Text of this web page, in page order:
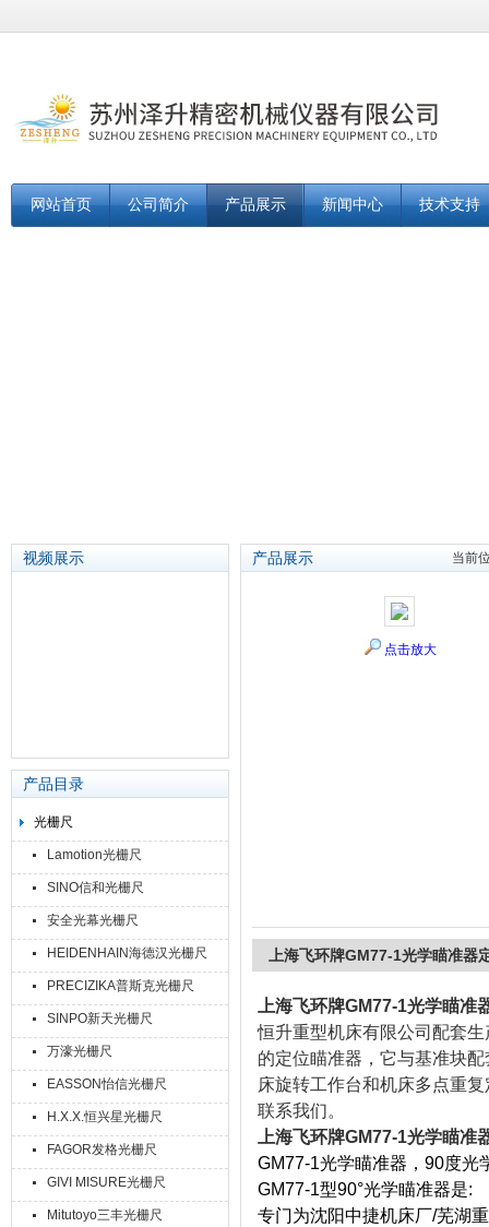
网站首页 公司简介 产品展示 新闻中心 技术支持
视频展示
产品目录
光栅尺
Lamotion光栅尺
SINO信和光栅尺
安全光幕光栅尺
HEIDENHAIN海德汉光栅尺
PRECIZIKA普斯克光栅尺
SINPO新天光栅尺
万濠光栅尺
EASSON怡信光栅尺
H.X.X.恒兴星光栅尺
FAGOR发格光栅尺
GIVI MISURE光栅尺
Mitutoyo三丰光栅尺
产品展示 当前
点击放大
上海飞环牌GM77-1光学瞄准器
上海飞环牌GM77-1光学瞄准
恒升重型机床有限公司配套
的定位瞄准器，它与基准块
床旋转工作台和机床多点重
联系我们。
上海飞环牌GM77-1光学瞄准
GM77-1光学瞄准器，90度光
GM77-1型90°光学瞄准器是:
专门为沈阳中捷机床厂/芜湖